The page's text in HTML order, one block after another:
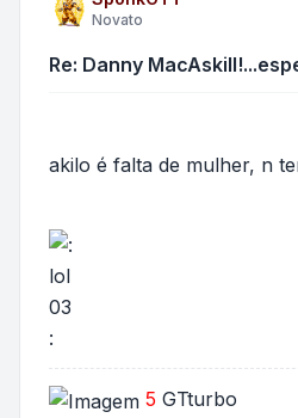
Novato
Re: Danny
akilo é falta de mulher, n
5 GTturbo